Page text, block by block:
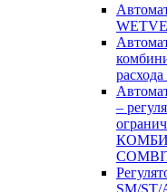
–
SM/ST/